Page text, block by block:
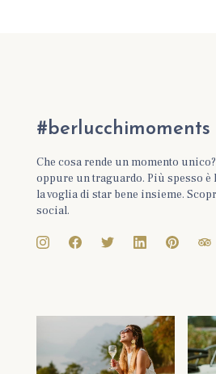
#berlucchimoments
Che cosa rende un momento
oppure un traguardo. Più spesso è
la voglia di star bene insieme.
social.